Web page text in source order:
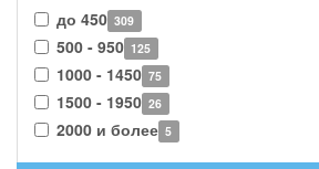
до 450 309
500 - 950 125
1000 - 1450 75
1500 - 1950 26
2000 и более 5